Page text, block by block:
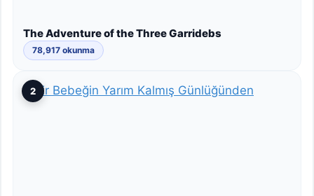
The Adventure of the Three Garridebs
78,917 okunma
2